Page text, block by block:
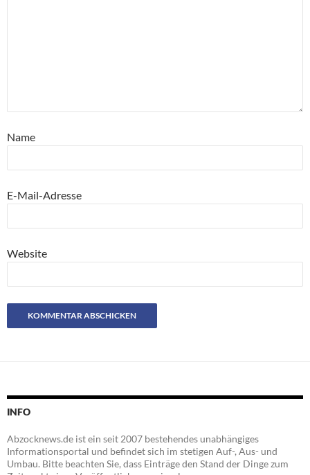
Name
E-Mail-Adresse
Website
INFO
Abzocknews.de ist ein seit 2007 bestehendes unabhängiges
Informationsportal und befindet sich im stetigen Auf-, Aus- und
Umbau. Bitte beachten Sie, dass Einträge den Stand der Dinge zum